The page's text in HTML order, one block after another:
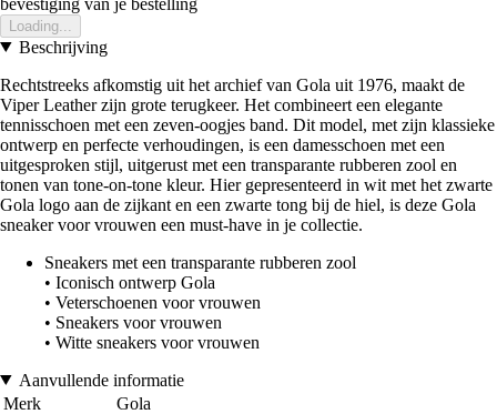
Loading...
Beschrijving
Rechtstreeks afkomstig uit het archief van Gola uit 1976, maakt de
Viper Leather zijn grote terugkeer. Het combineert een elegante
tennisschoen met een zeven-oogjes band. Dit model, met zijn klassieke
ontwerp en perfecte verhoudingen, is een damesschoen met een
uitgesproken stijl, uitgerust met een transparante rubberen zool en
tonen van tone-on-tone kleur. Hier gepresenteerd in wit met het zwarte
Gola logo aan de zijkant en een zwarte tong bij de hiel, is deze Gola
sneaker voor vrouwen een must-have in je collectie.
Sneakers met een transparante rubberen zool
• Iconisch ontwerp Gola
• Veterschoenen voor vrouwen
• Sneakers voor vrouwen
• Witte sneakers voor vrouwen
Aanvullende informatie
Merk
Gola